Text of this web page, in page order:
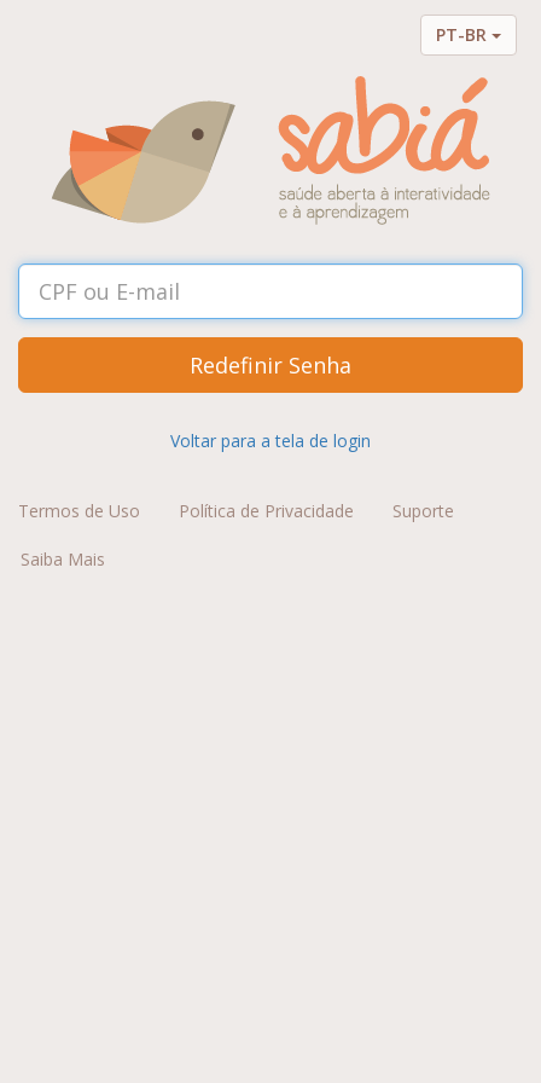
PT-BR
Redefinir Senha
Voltar para a tela de login
Termos de Uso Política de Privacidade Suporte
Saiba Mais